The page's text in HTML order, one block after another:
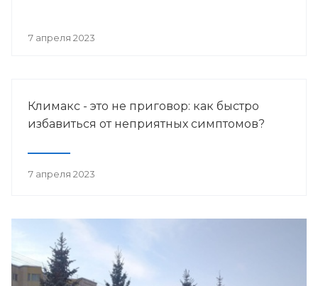
7 апреля 2023
Климакс - это не приговор: как быстро
избавиться от неприятных симптомов?
7 апреля 2023